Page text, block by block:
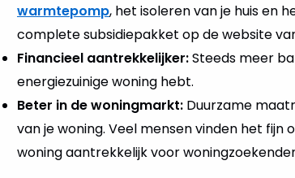
warmtepomp, het isoleren van je huis en
complete subsidiepakket op de website
Financieel aantrekkelijker:Steeds meer
energiezuinige woning hebt.
Beter in de woningmarkt: Duurzame
van je woning. Veel mensen vinden het fijn
woning aantrekkelijk voor